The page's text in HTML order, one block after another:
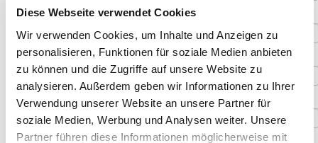
Diese Webseite verwendet Cookies
Wir verwenden Cookies, um Inhalte und Anzeigen zu
personalisieren, Funktionen für soziale Medien anbieten
zu können und die Zugriffe auf unsere Website zu
analysieren. Außerdem geben wir Informationen zu Ihrer
Verwendung unserer Website an unsere Partner für
soziale Medien, Werbung und Analysen weiter. Unsere
Partner führen diese Informationen möglicherweise mit
Titel
Vorname*
Nachname*